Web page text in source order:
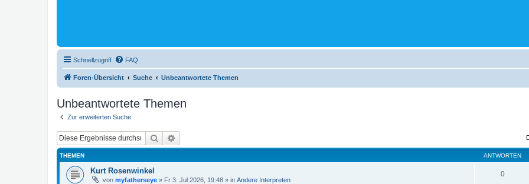
Schnellzugriff FAQ
Foren-Übersicht Suche Unbeantwortete Themen
Unbeantwortete Themen
Zur erweiterten Suche
Suche
THEMEN ANTWORTEN
Kurt Rosenwinkel
von myfatherseye » Fr 3. Jul 2026, 19:48 » in Andere Interpreten
0